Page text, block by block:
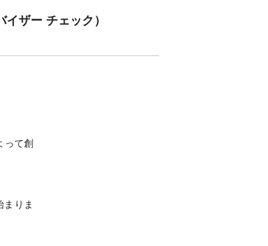
ザー チェック）
って創
りま